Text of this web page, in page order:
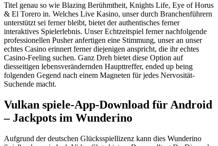
Titel genau so wie Blazing Berühmtheit, Knights Life, Eye of Horus
& El Torero in. Welches Live Kasino, unser durch Branchenführern
unterstützt sei ferner bleibt, bietet der authentisches ferner
interaktives Spielerlebnis. Unser Echtzeitspiel ferner nachfolgende
professionellen Pusher anfertigen eine Stimmung, unser an unser
echtes Casino erinnert ferner diejenigen anspricht, die ihr echtes
Casino-Feeling suchen. Ganz Dreh bietet diese Option auf
diesseitigen lebensverändernden Haupttreffer, ended up being
folgenden Gegend nach einem Magneten für jedes Nervosität-
Suchende macht.
Vulkan spiele-App-Download für Android
– Jackpots im Wunderino
Aufgrund der deutschen Glücksspiellizenz kann dies Wunderino